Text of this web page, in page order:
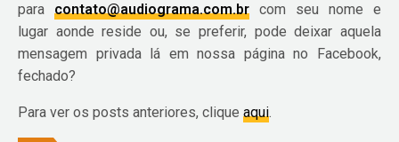
para contato@audiograma.com.br com seu nome e
lugar aonde reside ou, se preferir, pode deixar aquela
mensagem privada lá em nossa página no Facebook,
fechado?
Para ver os posts anteriores, cliqueaqui.